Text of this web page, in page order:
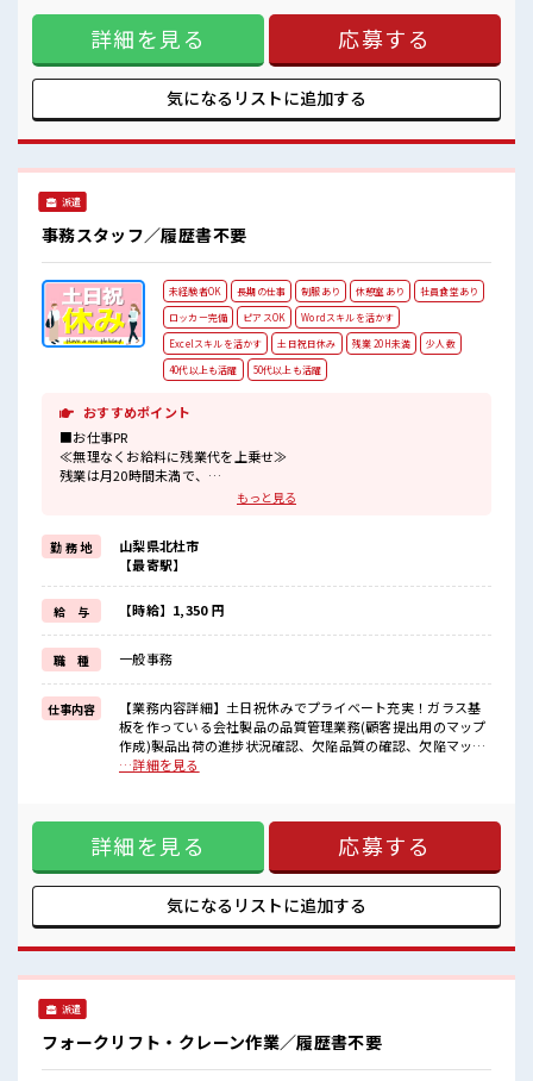
ここから経験積んでいきましょ！
服アリ≫ 制服があるので、 毎日の服装の悩み解消♪ ≪未経験
OKの仕事≫ 新しいことにチャレンジするのは不安だけど、
しっかり働く環境が整っています！ イチからスキルUP・ステ
ップUP目指していきましょう！ ≪収入アップを目指せる≫ 高
時給だらけの派遣のお仕事です！ ■職場の雰囲気 派手すぎな
ければ多少のヘアカラーもOKなのはウレシイPoint☆ 20代が
でいきましょ！
詳細を見る 応募する
気になるリストに追加する
派遣
事務スタッフ／履歴書不要
未経験者OK 長期の仕事 制服あり 休憩室あり
社員食堂あり
ロッカー完備
ピアスOK
Wordスキルを活かす
Excelスキルを活かす
土日祝日休み 残業 20H未満
少人数
40代以上も活躍
50代以上も活躍
おすすめポイント
■お仕事PR
≪無理なくお給料に残業代を上乗せ≫
残業は月20時間未満で、
週末は家族や友人と一緒にプライベート満喫！
≪ラクラク制服アリ≫
制服があるので、
毎日の服装の悩み解消♪
≪未経験の方も大カンゲイ≫
新しいことにチャレンジするのは不安だけど、
しっかり働く環境が整っています！
イチからスキルUP・ステップUP目指していきましょう！
≪様々なお仕事をご提案≫
一人で悩まず気軽に相談できる、
派遣のお仕事です！
■職場の雰囲気
ロッカーあり！
安心してお仕事に集中♪
程よく残業あり！
もっと見る
勤 務 地
山梨県北杜市
【最寄駅】
給 与 【時給】1,350 円
職 種 一般事務
仕事内容
【業務内容詳細】土日祝休みでプライベート充実！ガラス基
板を作っている会社製品の品質管理業務(顧客提出用のマップ
作成)製品出荷の進捗状況確認、欠陥品質の確認、欠陥マップ
作成並びに顧客担当者への連絡(メール)顧客への工学情報の連
品情報】半導体製造に必要なマスクブランクスを製造。 ■お
仕事PR ≪無理なくお給料に残業代を上乗せ≫ 残業は月20時間
未満で、 ほどよく稼げます♪ ≪週休2日制≫ 週末は家族や友
人と一緒にプライベート満喫！ ≪ラクラク制服アリ≫ 制服が
あるので、 毎日の服装の悩み解消♪ ≪未経験の方も大カンゲ
イ≫ 新しいことにチャレンジするのは不安だけど、 しっかり
目指していきましょう！ ≪様々なお仕事をご提案≫ 一人で悩
まず気軽に相談できる、 派遣のお仕事です！ ■職場の雰囲気
よく残業あり！
…詳細を見る
詳細を見る 応募する
気になるリストに追加する
派遣
フォークリフト・クレーン作業／履歴書不要